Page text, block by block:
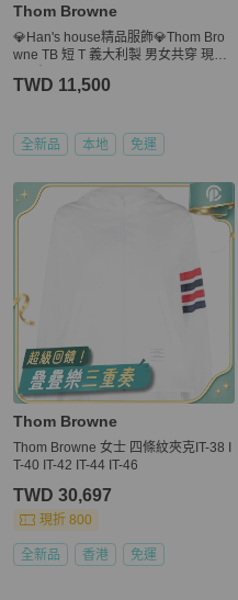
Thom Browne
💎Han's house精品服飾💎Thom Bro
wne TB 短 T 義大利製 男女共穿 現貨
TWD 11,500
全新品 本地 免運
Thom Browne
Thom Browne 女士 四條紋夾克IT-38 I
T-40 IT-42 IT-44 IT-46
TWD 30,697
現折 800
全新品 香港 免運